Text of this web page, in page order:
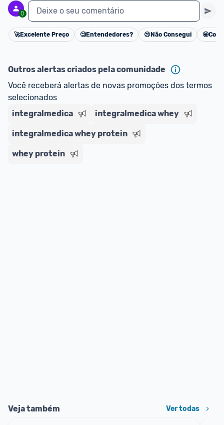
0 Deixe o seu comentário
Cancelar
🚀Excelente Preço 🧐Entendedores? 😢 Não Consegui 🤩
Outros alertas criados pela comunidade
Você receberá alertas de novas promoções dos termos
selecionados
integralmedica
integralmedica whey
integralmedica whey protein
whey protein
Veja também Ver todas